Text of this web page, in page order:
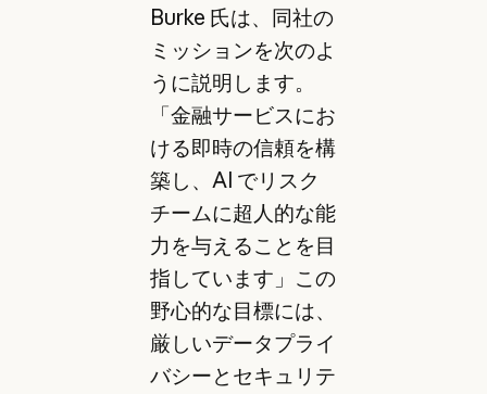
Burke 氏は、同社の
ミッションを次のよ
うに説明します。
「金融サービスにお
ける即時の信頼を構
築し、AI でリスク
チームに超人的な能
力を与えることを目
指しています」この
野心的な目標には、
厳しいデータプライ
バシーとセキュリテ